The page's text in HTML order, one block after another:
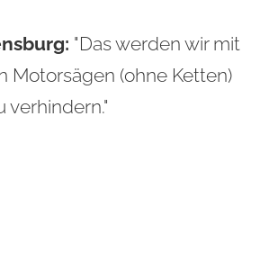
"Das werden wir mit
Motorsägen (ohne Ketten)
verhindern."